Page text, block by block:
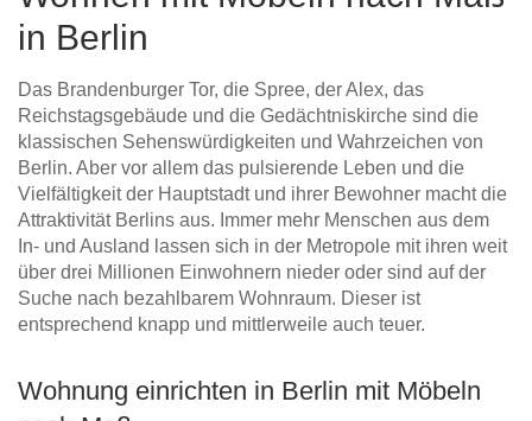
in Berlin
Das Brandenburger Tor, die Spree, der Alex, das
Reichstagsgebäude und die Gedächtniskirche sind die
klassischen Sehenswürdigkeiten und Wahrzeichen von
Berlin. Aber vor allem das pulsierende Leben und die
Vielfältigkeit der Hauptstadt und ihrer Bewohner macht die
Attraktivität Berlins aus. Immer mehr Menschen aus dem
In- und Ausland lassen sich in der Metropole mit ihren weit
über drei Millionen Einwohnern nieder oder sind auf der
Suche nach bezahlbarem Wohnraum. Dieser ist
entsprechend knapp und mittlerweile auch teuer.
Wohnung einrichten in Berlin mit Möbeln